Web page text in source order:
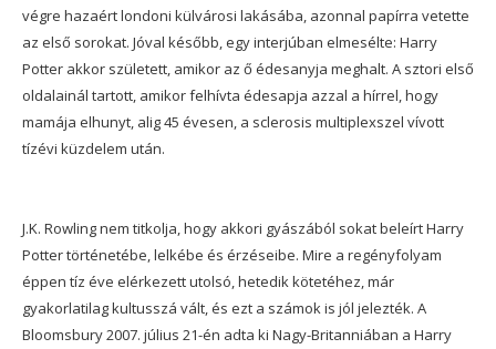
végre hazaért londoni külvárosi lakásába, azonnal papírra vetette
az első sorokat. Jóval később, egy interjúban elmesélte: Harry
Potter akkor született, amikor az ő édesanyja meghalt. A sztori első
oldalainál tartott, amikor felhívta édesapja azzal a hírrel, hogy
mamája elhunyt, alig 45 évesen, a sclerosis multiplexszel vívott
tízévi küzdelem után.
J.K. Rowling nem titkolja, hogy akkori gyászából sokat beleírt Harry
Potter történetébe, lelkébe és érzéseibe. Mire a regényfolyam
éppen tíz éve elérkezett utolsó, hetedik kötetéhez, már
gyakorlatilag kultusszá vált, és ezt a számok is jól jelezték. A
Bloomsbury 2007. július 21-én adta ki Nagy-Britanniában a Harry